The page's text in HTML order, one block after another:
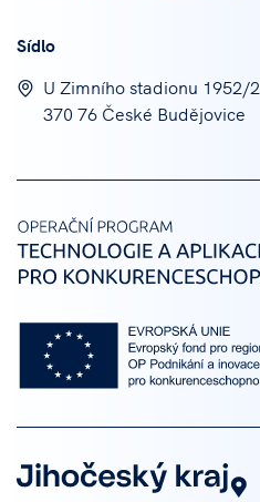
Sídlo
U Zimního stadionu 1952/2
370 76 České Budějovice